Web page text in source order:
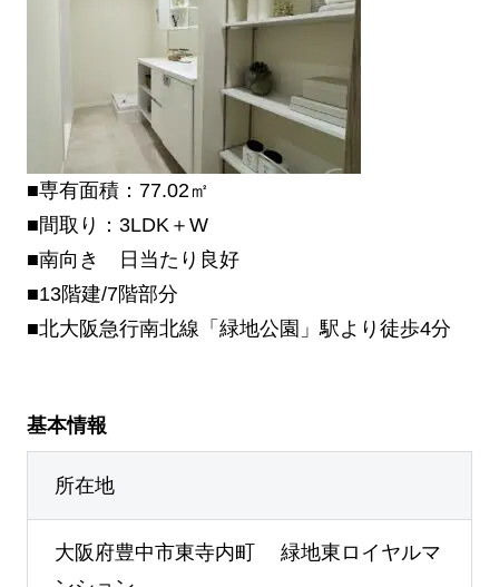
■専有面積：77.02㎡
■間取り：3LDK＋W
■南向き 日当たり良好
■13階建/7階部分
■北大阪急行南北線「緑地公園」駅より徒歩4分
基本情報
所在地
大阪府豊中市東寺内町 緑地東ロイヤルマ